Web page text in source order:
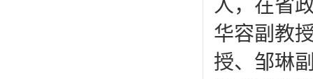
人，在省
华容副教
授、邹琳